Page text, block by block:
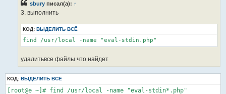
sbury писал(а): ↑
3. выполнить
КОД: ВЫДЕЛИТЬ ВСЁ
find /usr/local -name "eval-stdin.php"
удалитьвсе файлы что найдет
КОД: ВЫДЕЛИТЬ ВСЁ
[root@e ~]# find /usr/local -name "eval-stdin*.php"